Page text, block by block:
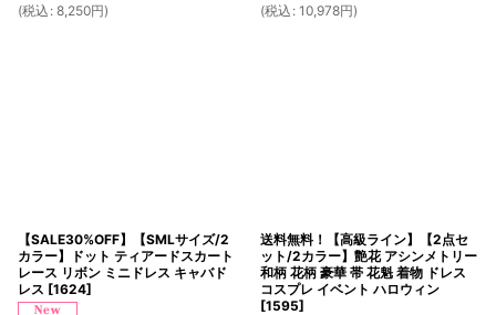
(税込 : 8,250円)
(税込 : 10,978円)
【SALE30%OFF】【SMLサイズ/2
カラー】ドット ティアードスカート
レース リボン ミニドレス キャバド
レス [1624]
送料無料！【高級ライン】【2点セ
ット/2カラー】艶花 アシンメトリー
和柄 花柄 豪華 帯 花魁 着物 ドレス
コスプレ イベント ハロウィン
[1595]